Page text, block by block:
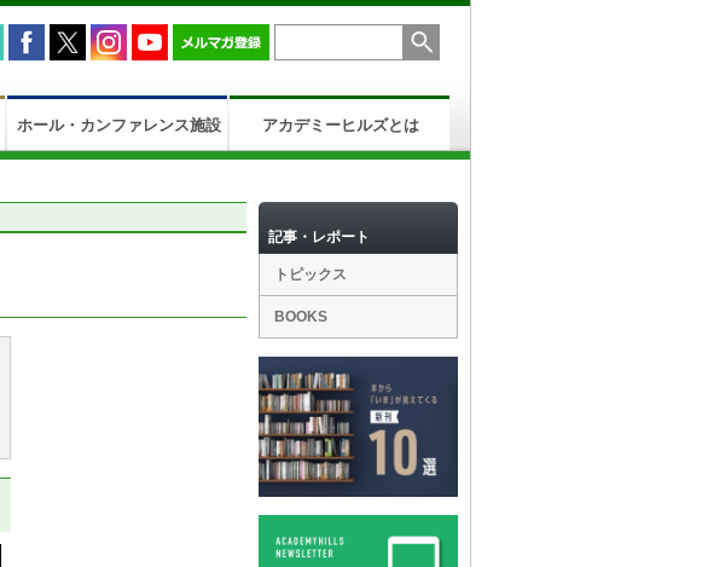
ホール・カンファレンス施設 アカデミーヒルズとは
記事・レポート
トピックス
BOOKS